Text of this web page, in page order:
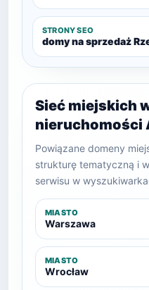
STRONY SEO
domy na sprzedaż
Sieć miejskich
nieruchomości
Powiązane domeny
strukturę tematyczną i
serwisu w
MIASTO
Warszawa
MIASTO
Wrocław